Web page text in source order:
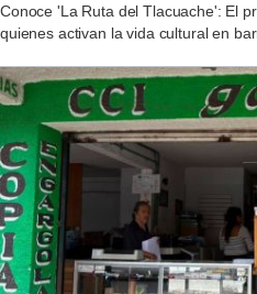
Conoce 'La Ruta del Tlacuache': El
quienes activan la vida cultural en